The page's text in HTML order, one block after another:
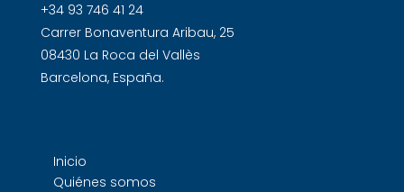
+34 93 746 41 24
Carrer Bonaventura Aribau, 25
08430 La Roca del Vallès
Barcelona, España.
Inicio
Quiénes somos